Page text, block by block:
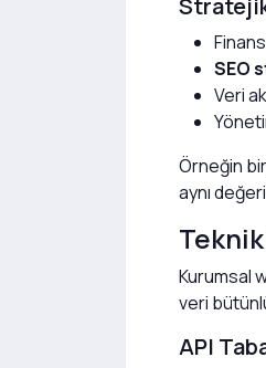
SEO
Veri
Örneğin
aynı
Kurumsal
veri
API